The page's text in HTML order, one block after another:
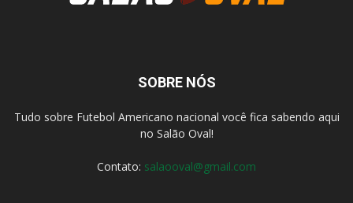
SOBRE NÓS
Tudo sobre Futebol Americano nacional você fica sabendo aqui
no Salão Oval!
Contato: salaooval@gmail.com